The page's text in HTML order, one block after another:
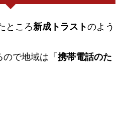
ところ新成トラストのよう
で地域は「 携帯電話のた